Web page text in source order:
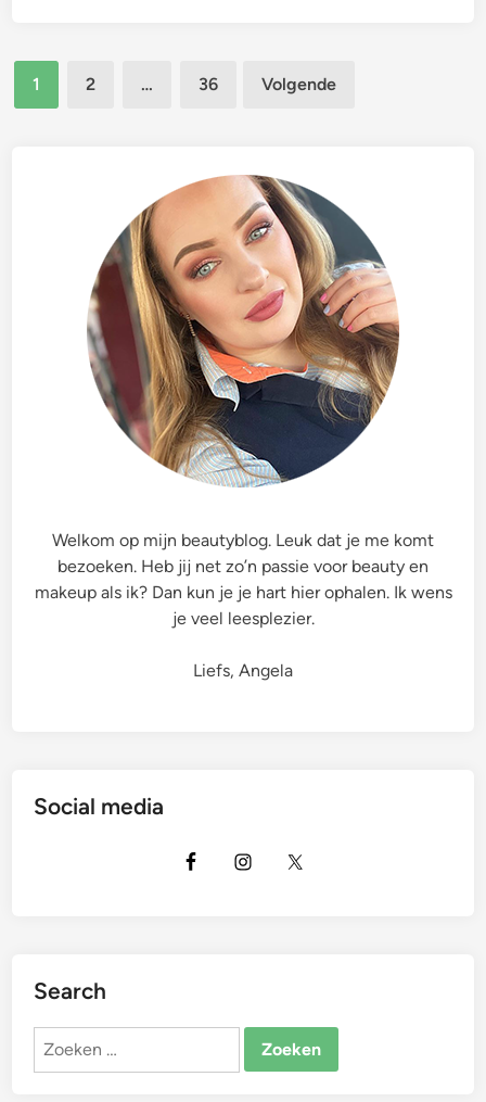
Berichten
paginering
1 2 … 36 Volgende
Welkom op mijn beautyblog. Leuk dat je me komt
bezoeken. Heb jij net zo’n passie voor beauty en
makeup als ik? Dan kun je je hart hier ophalen. Ik wens
je veel leesplezier.
Liefs, Angela
Social media
Search
Zoeken